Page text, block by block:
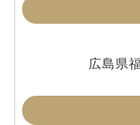
広島県